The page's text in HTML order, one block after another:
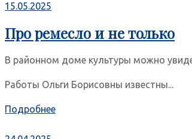
15.05.2025
Про ремесло и не только
В районном доме культуры можно
Работы Ольги Борисовны известны...
Подробнее